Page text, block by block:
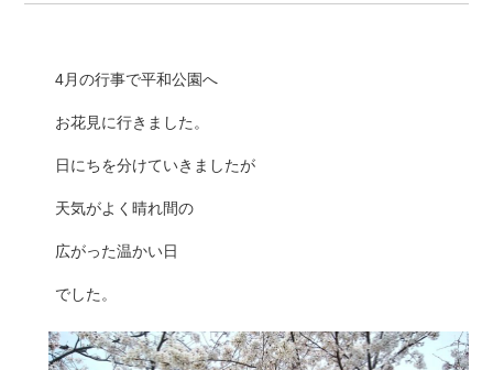
4月の行事で平和公園へ
お花見に行きました。
日にちを分けていきましたが
天気がよく晴れ間の
広がった温かい日
でした。